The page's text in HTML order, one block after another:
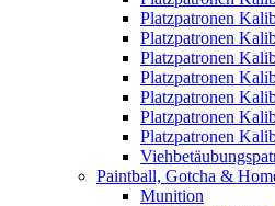
Platzpatronen
Platzpatronen
Platzpatronen
Platzpatronen
Platzpatronen
Platzpatronen
Platzpatronen
Paintball, Gotcha &
Munition